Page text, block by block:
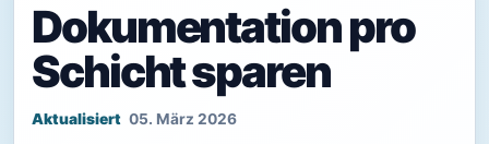
Dokumentation pro
Schicht sparen
05. März 2026